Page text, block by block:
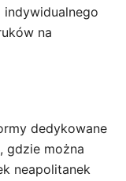
na
dedykowane
gdzie można
neapolitanek